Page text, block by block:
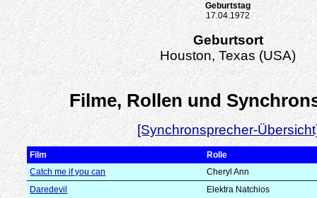
Geburtstag
17.04.1972
Geburtsort
Houston, Texas (USA)
Filme, Rollen und
[Synchronsprecher-
Film
Rolle
Catch me if you can
Cheryl Ann
Daredevil
Elektra Natchios